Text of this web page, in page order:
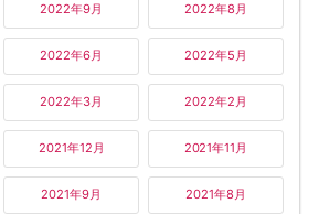
2022年9月 2022年8月
2022年6月 2022年5月
2022年3月 2022年2月
2021年12月 2021年11月
2021年9月 2021年8月